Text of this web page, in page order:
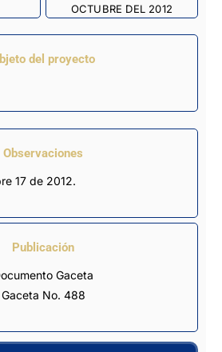
OCTUBRE DEL 2012
del proyecto
Observaciones
17 de 2012.
Publicación
Gaceta
Gaceta No. 488